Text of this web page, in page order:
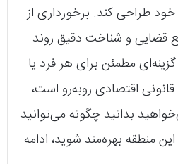
طراحی کند. برخورداری از
قضایی و شناخت دقیق روند
مطمئن برای هر فرد یا
اقتصادی روبه‌رو است،
بدانید چگونه می‌توانید
منطقه بهره‌مند شوید، ادامه